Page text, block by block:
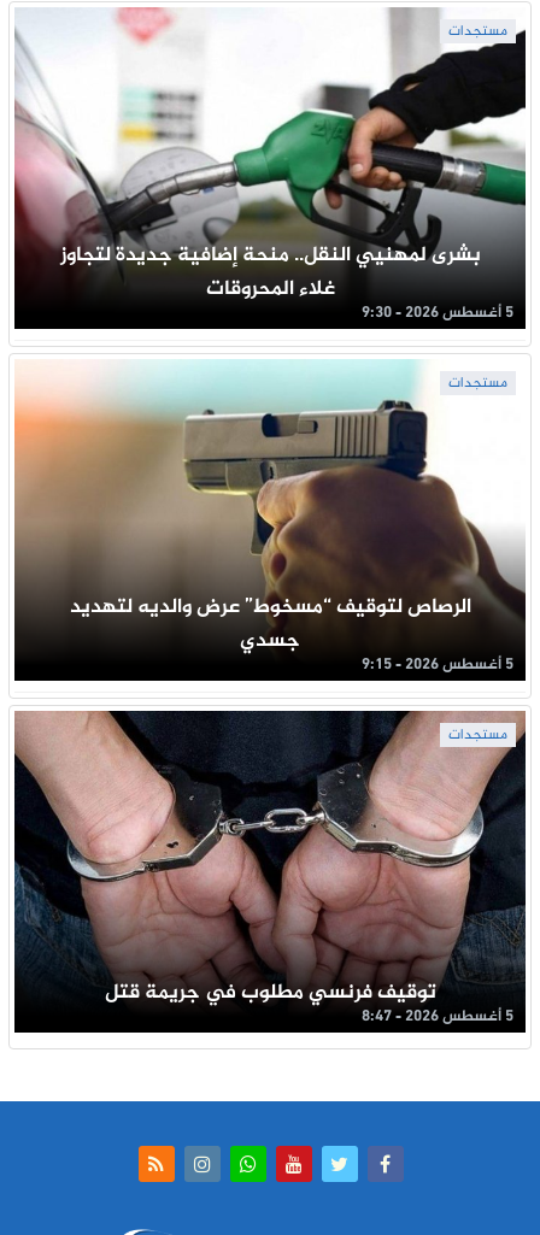
مستجدات
بشرى لمهنيي النقل.. منحة إضافية جديدة لتجاوز
غلاء المحروقات
5 أغسطس 2026 - 9:30
مستجدات
الرصاص لتوقيف “مسخوط” عرض والديه لتهديد
جسدي
5 أغسطس 2026 - 9:15
مستجدات
توقيف فرنسي مطلوب في جريمة قتل
5 أغسطس 2026 - 8:47